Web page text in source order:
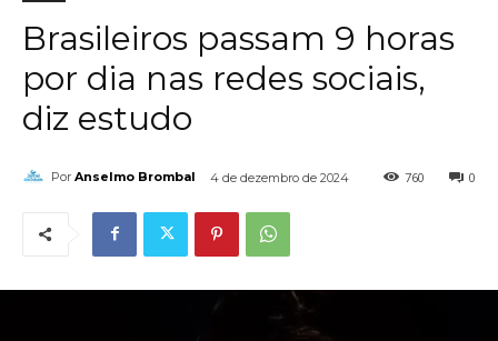
Brasileiros passam 9 horas
por dia nas redes sociais,
diz estudo
Por Anselmo Brombal 4 de dezembro de 2024 0
760